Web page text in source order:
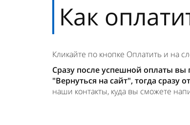
Как
Кликайте по кнопке Оплатить и на
Сразу после успешной оплаты
"Вернуться на сайт", тогда сразу
наши контакты, куда вы сможете